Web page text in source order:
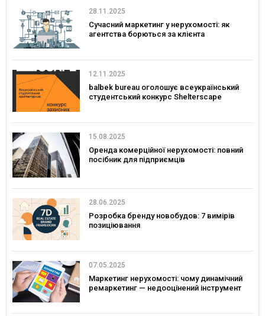
28.11.2025
Сучасний маркетинг у нерухомості: як
агентства борються за клієнта
12.11.2025
balbek bureau оголошує всеукраїнський
студентський конкурс Shelterscape
15.08.2025
Оренда комерційної нерухомості: повний
посібник для підприємців
28.06.2025
Розробка бренду новобудов: 7 вимірів
позиціювання
07.05.2025
Маркетинг нерухомості: чому динамічний
ремаркетинг — недооцінений інструмент